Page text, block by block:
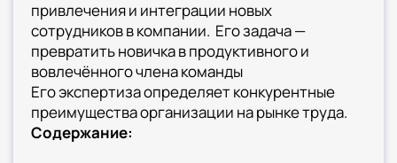
привлечения и интеграции новых
сотрудников в компании. Его задача —
превратить новичка в продуктивного и
вовлечённого члена команды
Его экспертиза определяет конкурентные
преимущества организации на рынке труда.
Содержание: